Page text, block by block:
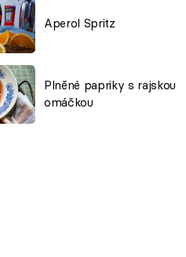
Aperol Spritz
Plněné papriky s rajskou
omáčkou